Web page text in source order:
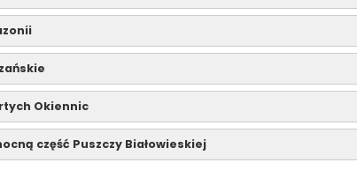
Okiennic
część Puszczy Białowieskiej